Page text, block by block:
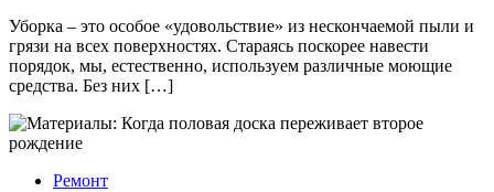
Уборка – это особое «удовольствие» из нескончаемой пыли и
грязи на всех поверхностях. Стараясь поскорее навести
порядок, мы, естественно, используем различные моющие
средства. Без них […]
Ремонт